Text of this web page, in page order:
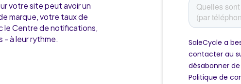
votre site peut avoir un
marque, votre taux de
le Centre de notifications,
- à leur rythme.